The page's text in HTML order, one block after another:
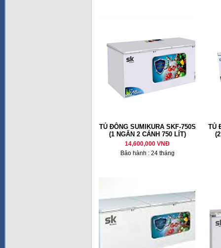
TỦ ĐÔNG SUMIKURA SKF-750S
(1 NGĂN 2 CÁNH 750 LÍT)
14,600,000 VNĐ
Bảo hành : 24 tháng
TỦ